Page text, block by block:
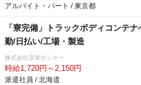
アルバイト・パート / 東京都
「寮完備」トラックボディコンテ
勤/日払い/工場・製造
株式会社京栄センター
時給1,720円～2,150円
派遣社員 / 北海道